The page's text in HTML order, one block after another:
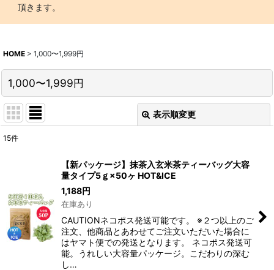
頂きます。
HOME > 1,000〜1,999円
1,000〜1,999円
表示順変更
絞り込む
15件
【新パッケージ】抹茶入玄米茶ティーバッグ大容
量タイプ5ｇ×50ヶ HOT&ICE
1,188円
在庫あり
CAUTIONネコポス発送可能です。 ※２つ以上のご
注文、他商品とあわせてご注文いただいた場合に
はヤマト便での発送となります。 ネコポス発送可
能。うれしい大容量パッケージ。こだわりの深む
し…